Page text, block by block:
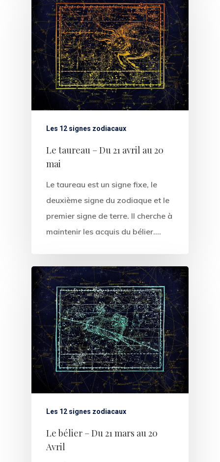
Les 12 signes zodiacaux
Le taureau – Du 21 avril au 20
mai
Le taureau est un signe fixe, le
deuxième signe du zodiaque et le
premier signe de terre. Il cherche à
maintenir les acquis du bélier.…
Les 12 signes zodiacaux
Le bélier – Du 21 mars au 20
Avril
Articles &
Tarifs
Contact
Wow Look At This!
This is an optional,
customizable off canvas
About Salient